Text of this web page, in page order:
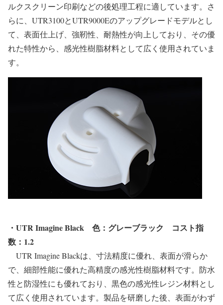
ルクスクリーン印刷などの後処理工程に適しています。さ
らに、UTR3100とUTR9000Eのアップグレードモデルとし
て、表面仕上げ、強靭性、耐熱性が向上しており、その優
れた特性から、感光性樹脂材料として広く使用されていま
す。
・UTR Imagine Black 色：グレーブラック
コスト指
数：1.2
UTR Imagine Blackは、寸法精度に優れ、表面が滑らか
で、細部性能に優れた高精度の感光性樹脂材料です。防水
性と防湿性にも優れており、黒色の感光性レジン材料とし
て広く使用されています。製品を研磨した後、表面がわず